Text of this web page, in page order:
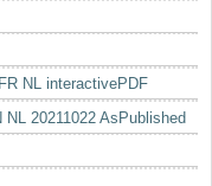
NL interactivePDF
20211022 AsPublished